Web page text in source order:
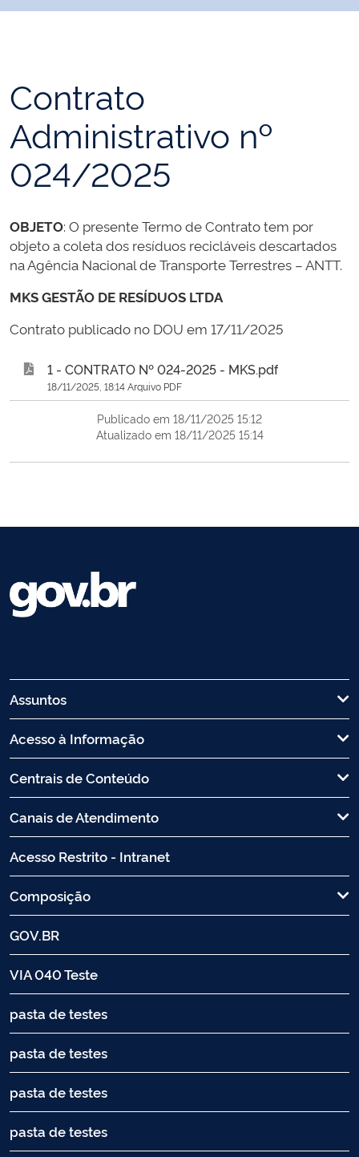
Contrato
Administrativo nº
024/2025
OBJETO: O presente Termo de Contrato tem por
objeto a coleta dos resíduos recicláveis descartados
na Agência Nacional de Transporte Terrestres – ANTT.
MKS GESTÃO DE RESÍDUOS LTDA
Contrato publicado no DOU em 17/11/2025
1 - CONTRATO Nº 024-2025 - MKS.pdf
18/11/2025, 18:14 Arquivo PDF
Publicado em 18/11/2025 15:12
Atualizado em 18/11/2025 15:14
Assuntos
Acesso à Informação
Centrais de Conteúdo
Canais de Atendimento
Acesso Restrito - Intranet
Composição
GOV.BR
VIA 040 Teste
pasta de testes
pasta de testes
pasta de testes
pasta de testes